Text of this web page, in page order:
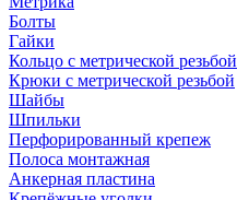
Болты
Гайки
Кольцо с метрической резьбой
Крюки с метрической резьбой
Шайбы
Шпильки
Перфорированный крепеж
Полоса монтажная
Анкерная пластина